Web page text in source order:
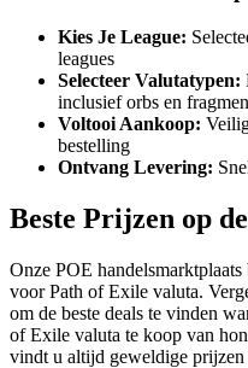
Kies Je League:
leagues
Selecteer Valutatypen:
inclusief orbs en
Voltooi Aankoop:
bestelling
Ontvang Levering:
Beste Prijzen op
Onze POE
voor Path of Exile valuta.
om de beste deals te vinden
of Exile valuta te koop van
vindt u altijd geweldige